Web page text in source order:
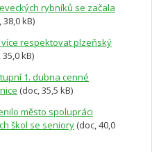
rybníků se začala
38,0 kB)
více respektovat plzeňský
35,0 kB)
1. dubna cenné
(doc, 35,5 kB)
město spolupráci
škol se seniory (doc, 40,0